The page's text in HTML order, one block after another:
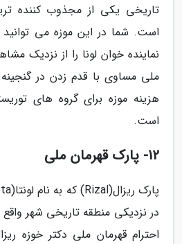
تاریخی یکی از مجذوب کننده
است. شما در این موزه می
نماینده خوان لونا را از نزدیک
ملی مساوی با قدم زدن در
هزینه موزه برای گروه های
است.
12- پارک قهرمان ملی
در نزدیکی منطقه تاریخی شهر
احترام قهرمان ملی دکتر خوزه